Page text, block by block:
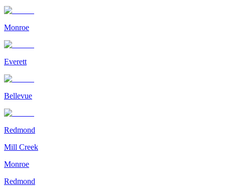
Monroe
Everett
Bellevue
Redmond
Mill Creek
Monroe
Redmond